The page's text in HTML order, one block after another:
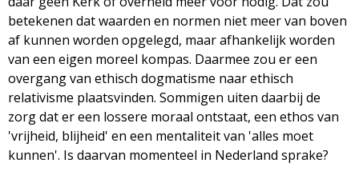
betekenen dat waarden en normen niet meer van boven
af kunnen worden opgelegd, maar afhankelijk worden
van een eigen moreel kompas. Daarmee zou er een
overgang van ethisch dogmatisme naar ethisch
relativisme plaatsvinden. Sommigen uiten daarbij de
zorg dat er een lossere moraal ontstaat, een ethos van
'vrijheid, blijheid' en een mentaliteit van 'alles moet
kunnen'. Is daarvan momenteel in Nederland sprake?